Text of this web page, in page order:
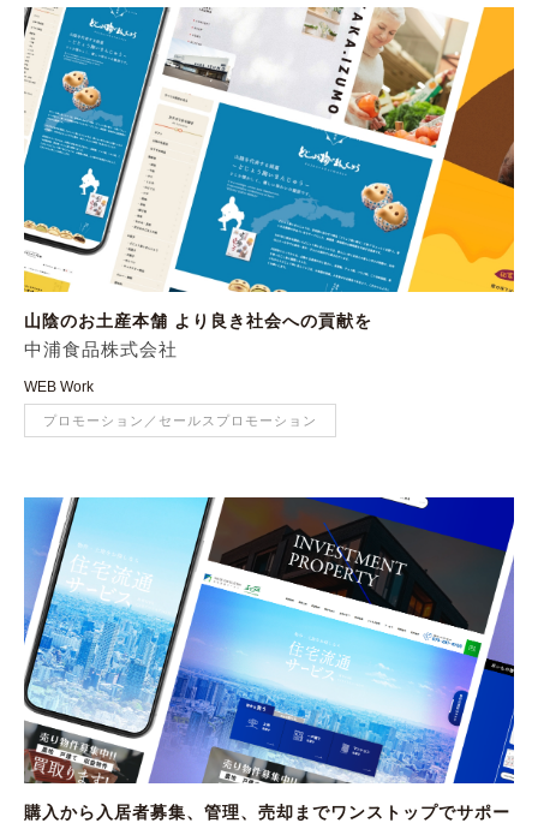
山陰のお土産本舗 より良き社会への貢献を
中浦食品株式会社
WEB Work
プロモーション／セールスプロモーション
購入から入居者募集、管理、売却までワンストップでサポー